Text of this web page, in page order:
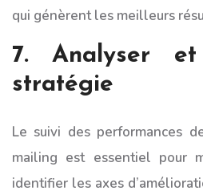
qui génèrent les meilleurs
7. Analyser
stratégie
Le suivi des performances
mailing est essentiel pour
identifier les axes